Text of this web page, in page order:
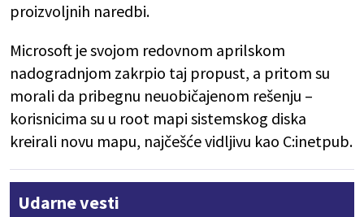
proizvoljnih naredbi.
Microsoft je svojom redovnom aprilskom
nadogradnjom zakrpio taj propust, a pritom su
morali da pribegnu neuobičajenom rešenju –
korisnicima su u root mapi sistemskog diska
kreirali novu mapu, najčešće vidljivu kao C:inetpub.
Udarne vesti